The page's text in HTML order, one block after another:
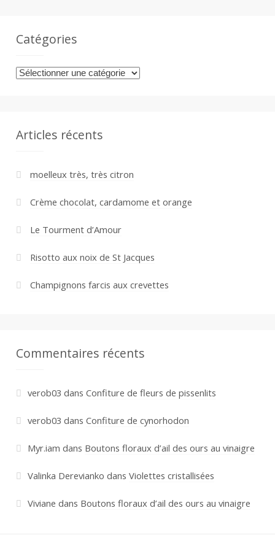
Catégories
Catégories
Articles récents
moelleux très, très citron
Crème chocolat, cardamome et orange
Le Tourment d’Amour
Risotto aux noix de St Jacques
Champignons farcis aux crevettes
Commentaires récents
verob03 dans Confiture de fleurs de pissenlits
verob03 dans Confiture de cynorhodon
Myr.iam dans Boutons floraux d’ail des ours au vinaigre
Valinka Derevianko dans Violettes cristallisées
Viviane dans Boutons floraux d’ail des ours au vinaigre